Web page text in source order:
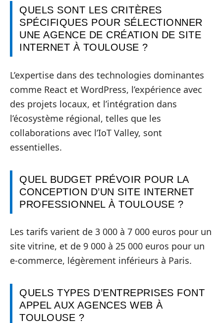
QUELS SONT LES CRITÈRES
SPÉCIFIQUES POUR SÉLECTIONNER
UNE AGENCE DE CRÉATION DE SITE
INTERNET À TOULOUSE ?
L’expertise dans des technologies dominantes
comme React et WordPress, l’expérience avec
des projets locaux, et l’intégration dans
l’écosystème régional, telles que les
collaborations avec l’IoT Valley, sont
essentielles.
QUEL BUDGET PRÉVOIR POUR LA
CONCEPTION D’UN SITE INTERNET
PROFESSIONNEL À TOULOUSE ?
Les tarifs varient de 3 000 à 7 000 euros pour un
site vitrine, et de 9 000 à 25 000 euros pour un
e-commerce, légèrement inférieurs à Paris.
QUELS TYPES D’ENTREPRISES FONT
APPEL AUX AGENCES WEB À
TOULOUSE ?